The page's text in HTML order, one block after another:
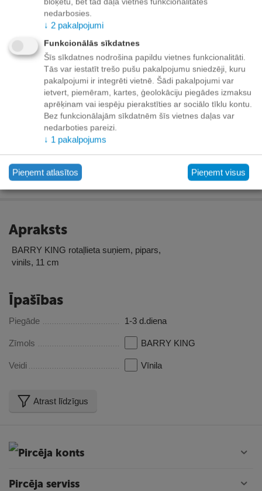
Pievienot vēlmju sarakstam
Piegāde
Preču izsniegšanas punktos -bezmaksas!
Līdz dzīvokļa durvīm no 35.00 eur bezmaksas!
Līdz 34.99 EUR piegādes maksa:
Venipak kurjers - 3.90 EUR
Omniva pakomāts - 3.20 EUR
Apmaksa
Apraksts
BARRY KING rotaļlieta suņiem, pipars,
vinils, 11 cm
Īpašības
Piegāde 1-3 d.diena
Zīmols BARRY KING
Veidi Vīnila
Atrast līdzīgus
Pircēja konts
Pircēja serviss
nedarbosies.
↓ 2 pakalpojumi
Funkcionālās sīkdatnes
Šīs sīkdatnes nodrošina papildu vietnes funkcionalitāti.
Tās var iestatīt trešo pušu pakalpojumu sniedzēji, kuru
pakalpojumi ir integrēti vietnē. Šādi pakalpojumi var
ietvert, piemēram, kartes, ģeolokāciju piegādes izmaksu
aprēķinam vai iespēju pierakstīties ar sociālo tīklu kontu.
Bez funkcionālajām sīkdatnēm šīs vietnes daļas var
nedarboties pareizi.
↓ 1 pakalpojums
Pieņemt atlasītos Pieņemt visus